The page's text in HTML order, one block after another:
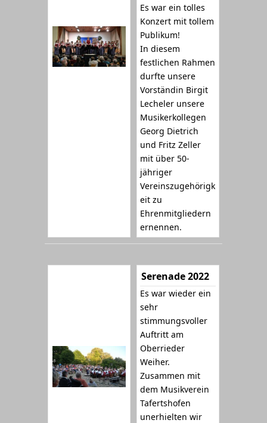
Es war ein tolles
Konzert mit tollem
Publikum!
In diesem
festlichen Rahmen
durfte unsere
Vorständin Birgit
Lecheler unsere
Musikerkollegen
Georg Dietrich
und Fritz Zeller
mit über 50-
jähriger
Vereinszugehörigk
eit zu
Ehrenmitgliedern
ernennen.
Serenade 2022
Es war wieder ein
sehr
stimmungsvoller
Auftritt am
Oberrieder
Weiher.
Zusammen mit
dem Musikverein
Tafertshofen
unerhielten wir